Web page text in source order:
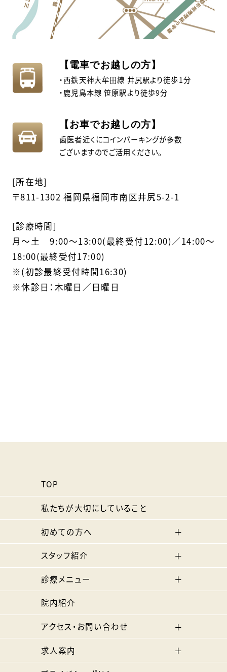
【電車でお越しの方】
・西鉄天神大牟田線 井尻駅より徒歩1分
・鹿児島本線 笹原駅より徒歩9分
【お車でお越しの方】
歯医者近くにコインパーキングが多数
ございますのでご活用ください。
[所在地]
〒811-1302 福岡県福岡市南区井尻5-2-1
[診療時間]
月〜土 9:00～13:00(最終受付12:00)／14:00～
18:00(最終受付17:00)
※(初診最終受付時間16:30)
※休診日：木曜日／日曜日
TOP
私たちが大切にしていること
初めての方へ
スタッフ紹介
診療メニュー
院内紹介
アクセス・お問い合わせ
求人案内